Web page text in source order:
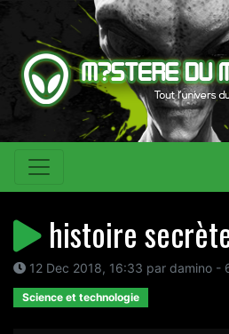
histoire
12 Dec 2018, 16:33 par damino -
Science et technologie